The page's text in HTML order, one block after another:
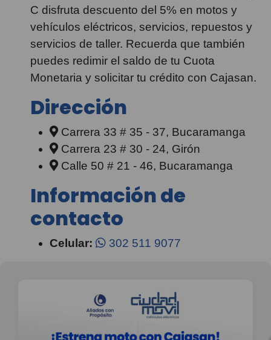
C disfruta descuento del 5% en motos y
vehículos eléctricos, servicios, repuestos y
servicios de taller. Recuerda que también
puedes redimir el saldo de tu Cuota
Monetaria y solicitar tu crédito con Cajasan.
Dirección
Carrera 33 # 35 - 37, Bucaramanga
Carrera 23 # 30 - 24, Girón
Calle 50 # 21 - 46, Bucaramanga
Información de
contacto
Celular: 302 511 9077